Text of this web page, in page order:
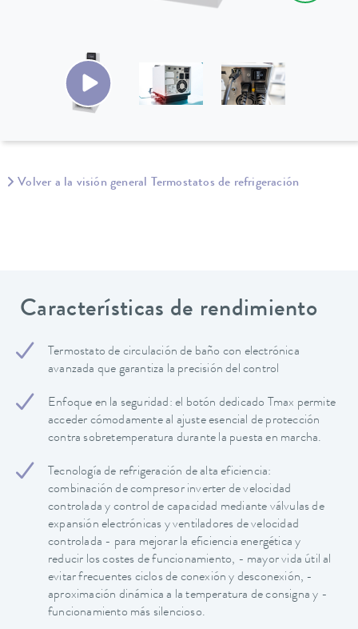
Volver a la visión general Termostatos de refrigeración
Características de rendimiento
Termostato de circulación de baño con electrónica
avanzada que garantiza la precisión del control
Enfoque en la seguridad: el botón dedicado Tmax permite
acceder cómodamente al ajuste esencial de protección
contra sobretemperatura durante la puesta en marcha.
Tecnología de refrigeración de alta eficiencia:
combinación de compresor inverter de velocidad
controlada y control de capacidad mediante válvulas de
expansión electrónicas y ventiladores de velocidad
controlada - para mejorar la eficiencia energética y
reducir los costes de funcionamiento, - mayor vida útil al
evitar frecuentes ciclos de conexión y desconexión, -
aproximación dinámica a la temperatura de consigna y -
funcionamiento más silencioso.